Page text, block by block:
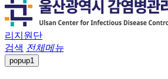
리지원단
검색 전체메뉴
popup1